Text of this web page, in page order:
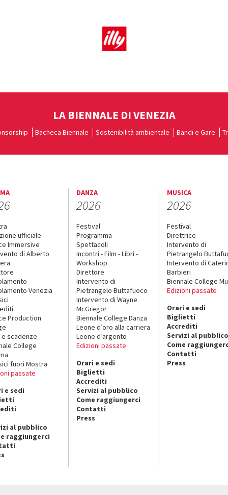
LA BIENNALE DI VENEZIA
Bacheca Biennale Sostenibilità ambientale Bandi e Gare
ufficiale
Immersive
di Alberto
Venezia
Production
e scadenze
College
fuori Mostra
passate
e sedi
al pubblico
raggiungerci
DANZA
2026
Festival
Programma
Spettacoli
Incontri - Film - Libri -
Workshop
Direttore
Intervento di
Pietrangelo Buttafuoco
Intervento di Wayne
McGregor
Biennale College Danza
Leone d’oro alla carriera
Leone d’argento
Edizioni passate
Orari e sedi
Biglietti
Accrediti
Servizi al pubblico
Come raggiungerci
Contatti
Press
MUSICA
2026
Festival
Direttrice
Intervento di
Pietrangelo
Intervento di
Barbieri
Biennale College
Edizioni passate
Orari e sedi
Biglietti
Accrediti
Servizi al pubblico
Come
Contatti
Press